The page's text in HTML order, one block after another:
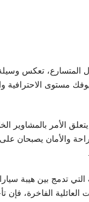
المتسارع، تعكس وسيلة
مستوى الاحترافية
يتعلق الأمر بالمشاوير
والأمان يصبحان
التي تدمج بين هيبة
العائلية الفاخرة، فإن